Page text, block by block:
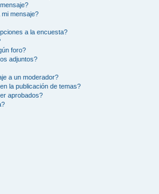
mensaje?
a la encuesta?
foro?
adjuntos?
a un moderador?
la publicación de temas?
aprobados?